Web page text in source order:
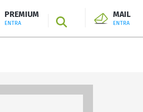
PREMIUM
ENTRA SEARCH
MAIL
ENTRA